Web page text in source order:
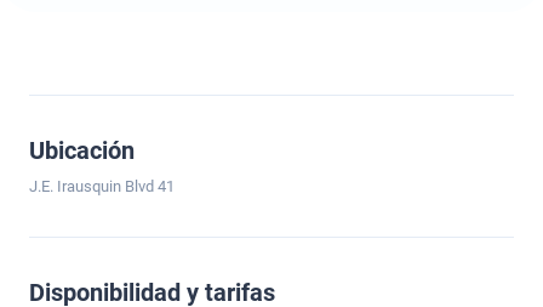
Ubicación
J.E. Irausquin Blvd 41
Disponibilidad y tarifas